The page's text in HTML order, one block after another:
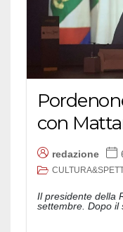
con
redazione
Il presidente della
settembre. Dopo il